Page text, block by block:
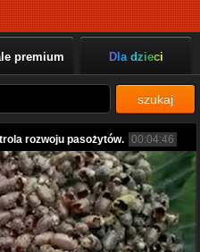
premium Dla dzieci
szukaj
rozwoju pasożytów. 00:04:46